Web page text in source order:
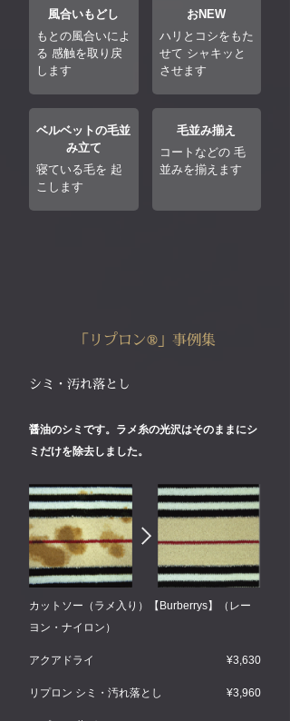
風合いもどし
もとの風合いによ
る 感触を取り戻
します
おNEW
ハリとコシをもた
せて シャキッと
させます
ベルベットの毛並
み立て
寝ている毛を 起
こします
毛並み揃え
コートなどの 毛
並みを揃えます
「リプロン®」事例集
シミ・汚れ落とし
醤油のシミです。ラメ糸の光沢はそのままにシ
ミだけを除去しました。
カットソー（ラメ入り）【Burberrys】（レー
ヨン・ナイロン）
アクアドライ ¥3,630
リプロン シミ・汚れ落とし ¥3,960